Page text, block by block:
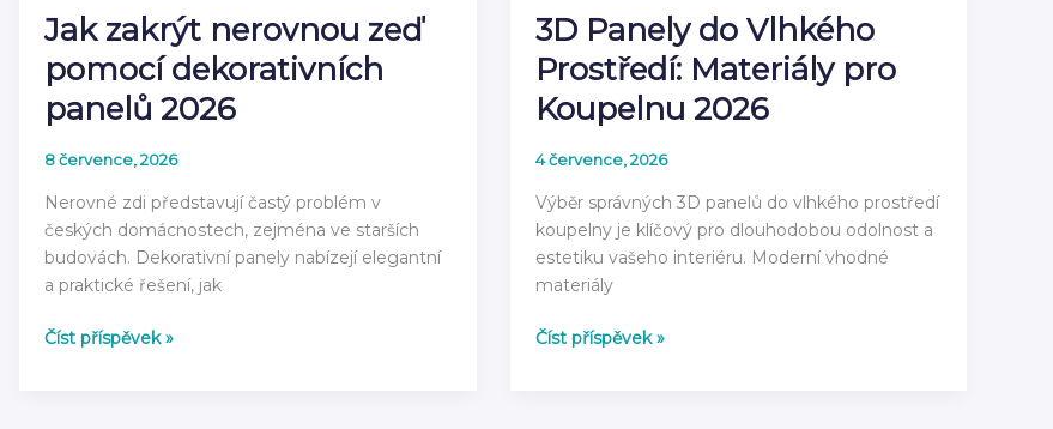
Jak zakrýt nerovnou zeď
pomocí dekorativních
panelů 2026
8 července, 2026
Nerovné zdi představují častý problém v
českých domácnostech, zejména ve starších
budovách. Dekorativní panely nabízejí elegantní
a praktické řešení, jak
Jak
Číst příspěvek »
3D Panely do Vlhkého
Prostředí: Materiály pro
Koupelnu 2026
4 července, 2026
Výběr správných 3D panelů do vlhkého prostředí
koupelny je klíčový pro dlouhodobou odolnost a
estetiku vašeho interiéru. Moderní vhodné
materiály
3D
Číst příspěvek »